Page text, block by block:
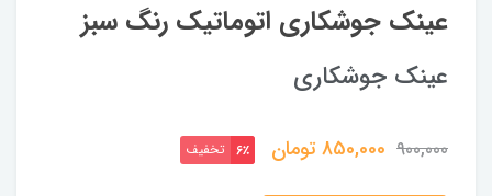
عینک جوشکاری اتوماتیک رنگ سبز
عینک جوشکاری
900,000
850,000تومان 6٪ تخفیف